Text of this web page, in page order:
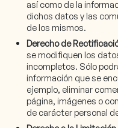
así como de la
dichos datos y las
de los mismos.
Derecho de
se modifiquen los
incompletos. Sólo
información que se
ejemplo, eliminar
página, imágenes o
de carácter personal